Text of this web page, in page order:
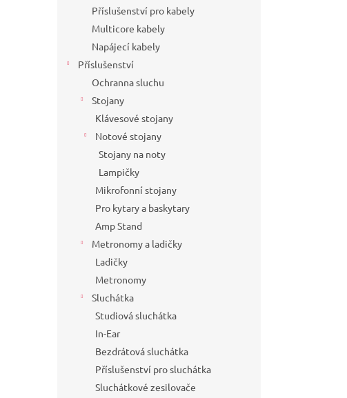
Příslušenství pro kabely
Multicore kabely
Napájecí kabely
Příslušenství
Ochranna sluchu
Stojany
Klávesové stojany
Notové stojany
Stojany na noty
Lampičky
Mikrofonní stojany
Pro kytary a baskytary
Amp Stand
Metronomy a ladičky
Ladičky
Metronomy
Sluchátka
Studiová sluchátka
In-Ear
Bezdrátová sluchátka
Příslušenství pro sluchátka
Sluchátkové zesilovače